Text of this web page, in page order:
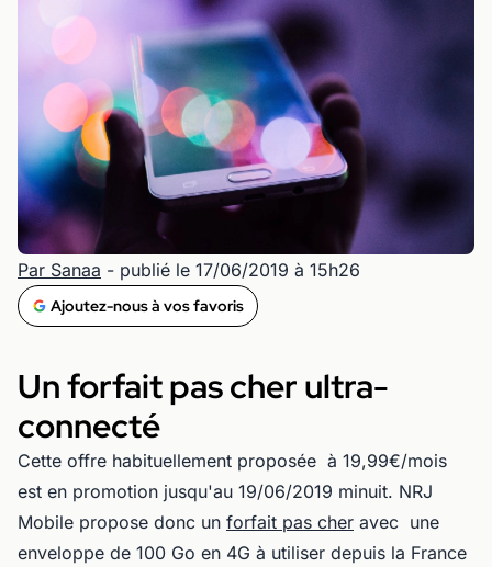
Par Sanaa - publié le 17/06/2019 à 15h26
Ajoutez-nous à vos favoris
Un forfait pas cher ultra-
connecté
Cette offre habituellement proposée à 19,99€/mois
est en promotion jusqu'au 19/06/2019 minuit. NRJ
Mobile propose donc un forfait pas cher avec une
enveloppe de 100 Go en 4G à utiliser depuis la France